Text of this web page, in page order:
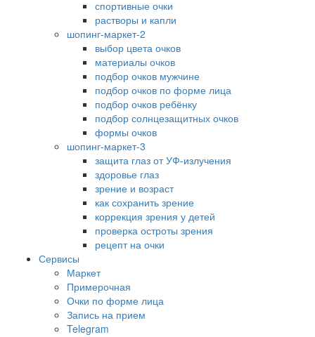
спортивные очки
растворы и капли
шопинг-маркет-2
выбор цвета очков
материалы очков
подбор очков мужчине
подбор очков по форме лица
подбор очков ребёнку
подбор солнцезащитных очков
формы очков
шопинг-маркет-3
защита глаз от УФ-излучения
здоровье глаз
зрение и возраст
как сохранить зрение
коррекция зрения у детей
проверка остроты зрения
рецепт на очки
Сервисы
Маркет
Примерочная
Очки по форме лица
Запись на прием
Telegram